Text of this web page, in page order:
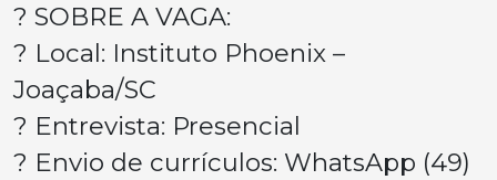
? SOBRE A VAGA:
? Local: Instituto Phoenix –
Joaçaba/SC
? Entrevista: Presencial
? Envio de currículos: WhatsApp (49)